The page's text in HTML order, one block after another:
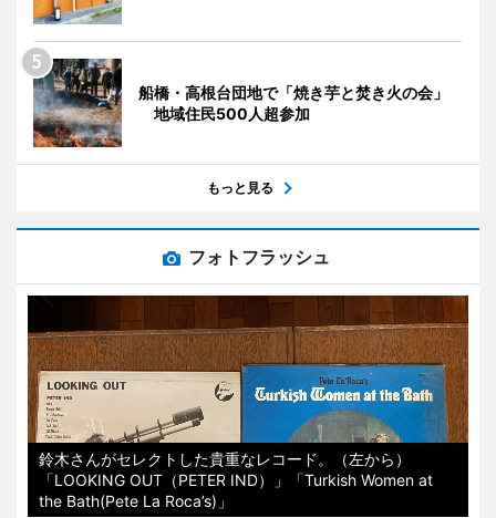
船橋・高根台団地で「焼き芋と焚き火の会」
地域住民500人超参加
もっと見る
フォトフラッシュ
鈴木さんがセレクトした貴重なレコード。（左から）
「LOOKING OUT（PETER IND）」「Turkish Women at
the Bath(Pete La Roca’s)」